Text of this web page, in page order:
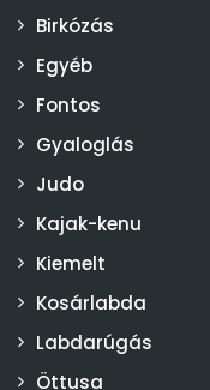
Birkózás
Egyéb
Fontos
Gyaloglás
Judo
Kajak-kenu
Kiemelt
Kosárlabda
Labdarúgás
Öttusa